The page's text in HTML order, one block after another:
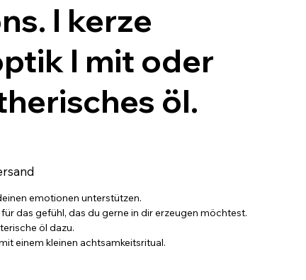
I kerze
I mit oder
öl.
emotionen unterstützen.
das gefühl, das du gerne in dir erzeugen möchtest.
öl dazu.
einem kleinen achtsamkeitsritual.